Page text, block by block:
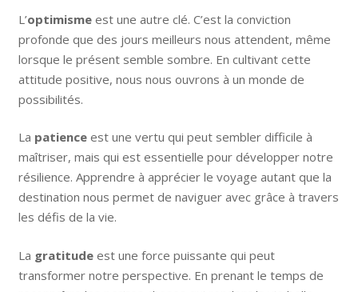
L’optimismeest une autre clé. C’est la conviction
profonde que des jours meilleurs nous attendent, même
lorsque le présent semble sombre. En cultivant cette
attitude positive, nous nous ouvrons à un monde de
possibilités.
La patienceest une vertu qui peut sembler difficile à
maîtriser, mais qui est essentielle pour développer notre
résilience. Apprendre à apprécier le voyage autant que la
destination nous permet de naviguer avec grâce à travers
les défis de la vie.
La gratitudeest une force puissante qui peut
transformer notre perspective. En prenant le temps de